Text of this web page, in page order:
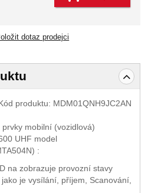
dotaz prodejci
produktu: MDM01QNH9JC2AN
mobilní (vozidlová)
UHF model
:
na zobrazuje provozní stavy
je vysílání, příjem, Scanování,